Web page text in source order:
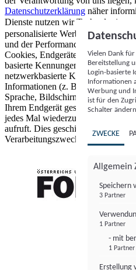
Datenschutzerklärung näher
Dienste nutzen wir Technologien
personalisierte Werbung und
und der Performance von Inhalten
Cookies, Endgeräte- oder
basierte Kennungen, zufällig
netzwerkbasierte Kennungen)
Informationen (z. B. Browsertyp
Sprache, Bildschirmgröße,
Ihrem Endgerät gespeichert oder
jedes Mal wiederzuerkennen, wenn
aufruft. Dies geschieht für einen
Verarbeitungszwecke.
Vielen Dank
Bereitstellung
Login-basierte
Informationen
Werbung und
ist für den
Schalter
ZWECKE
Allgemein
Speichern
3 Partner
1 Partner
- mit
1 Partner
Erstellung
FONDS professionell